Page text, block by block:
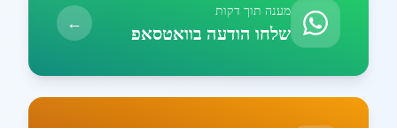
מענה תוך דקות
שלחו הודעה בוואטסאפ ←